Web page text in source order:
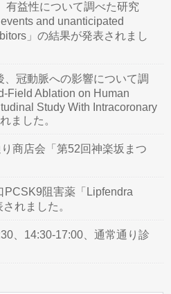
有益性について調べた研究
and unanticipated
」の結果が発表されまし
冠動脈への影響について調
Field Ablation on Human
Study With Intracoronary
ました。
商店会「第52回神楽坂まつ
PCSK9阻害薬「Lipfendra
れました。
、14:30-17:00、通常通り診